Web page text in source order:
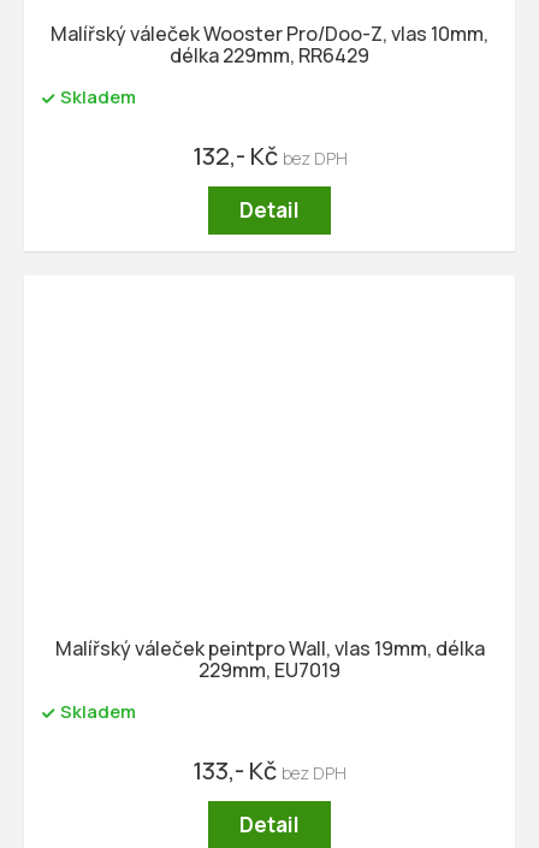
Malířský váleček Wooster Pro/Doo-Z, vlas 10mm,
délka 229mm, RR6429
Skladem
132,- Kč
Detail
Malířský váleček peintpro Wall, vlas 19mm, délka
229mm, EU7019
Skladem
133,- Kč
Detail